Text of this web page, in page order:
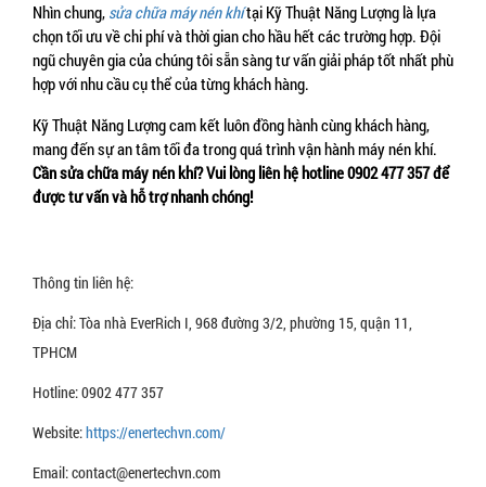
Nhìn chung, sửa chữa máy nén khí tại Kỹ Thuật Năng Lượng là lựa
chọn tối ưu về chi phí và thời gian cho hầu hết các trường hợp. Đội
ngũ chuyên gia của chúng tôi sẵn sàng tư vấn giải pháp tốt nhất phù
hợp với nhu cầu cụ thể của từng khách hàng.
Kỹ Thuật Năng Lượng cam kết luôn đồng hành cùng khách hàng,
Cần sửa chữa máy nén khí? Vui lòng liên hệ hotline 0902 477 357 để
được tư vấn và hỗ trợ nhanh chóng!
Thông tin liên hệ:
Địa chỉ: Tòa nhà EverRich I, 968 đường 3/2, phường 15, quận 11,
TPHCM
Hotline: 0902 477 357
Website:https://enertechvn.com/
Email: contact@enertechvn.com